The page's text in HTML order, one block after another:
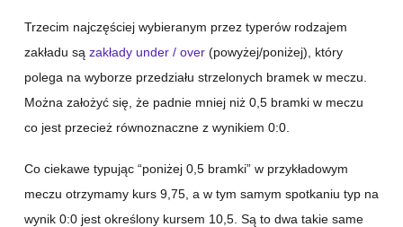
Trzecim najczęściej wybieranym przez typerów rodzajem
zakładu są zakłady under / over (powyżej/poniżej), który
polega na wyborze przedziału strzelonych bramek w meczu.
Można założyć się, że padnie mniej niż 0,5 bramki w meczu
co jest przecież równoznaczne z wynikiem 0:0.
Co ciekawe typując “poniżej 0,5 bramki” w przykładowym
meczu otrzymamy kurs 9,75, a w tym samym spotkaniu typ na
wynik 0:0 jest określony kursem 10,5. Są to dwa takie same